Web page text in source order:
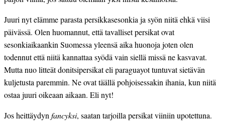
Juuri nyt elämme parasta persikkasesonkia ja syön niitä ehkä viisi
päivässä. Olen huomannut, että tavalliset persikat ovat
sesonkiaikaankin Suomessa yleensä aika huonoja joten olen
todennut että niitä kannattaa syödä vain siellä missä ne kasvavat.
Mutta nuo litteät donitsipersikat eli paraguayot tuntuvat sietävän
kuljetusta paremmin. Ne ovat täällä pohjoisessakin ihania, kun niitä
ostaa juuri oikeaan aikaan. Eli nyt!
Jos heittäydyn fancyksi, saatan tarjoilla persikat viiniin upotettuna.